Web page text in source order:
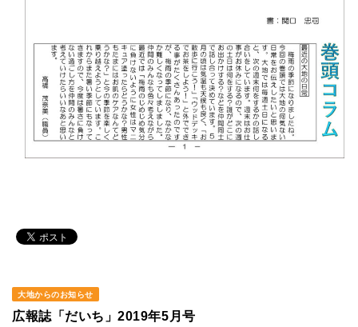
大地からのお知らせ
広報誌「だいち」2019年5月号